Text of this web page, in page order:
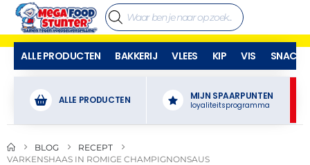
ALLE PRODUCTEN BAKKERIJ VLEES KIP VIS SNACKS
ALLE PRODUCTEN MIJN SPAARPUNTEN
loyaliteitsprogramma
BLOG
RECEPT
VARKENSHAAS IN ROMIGE CHAMPIGNONSAUS